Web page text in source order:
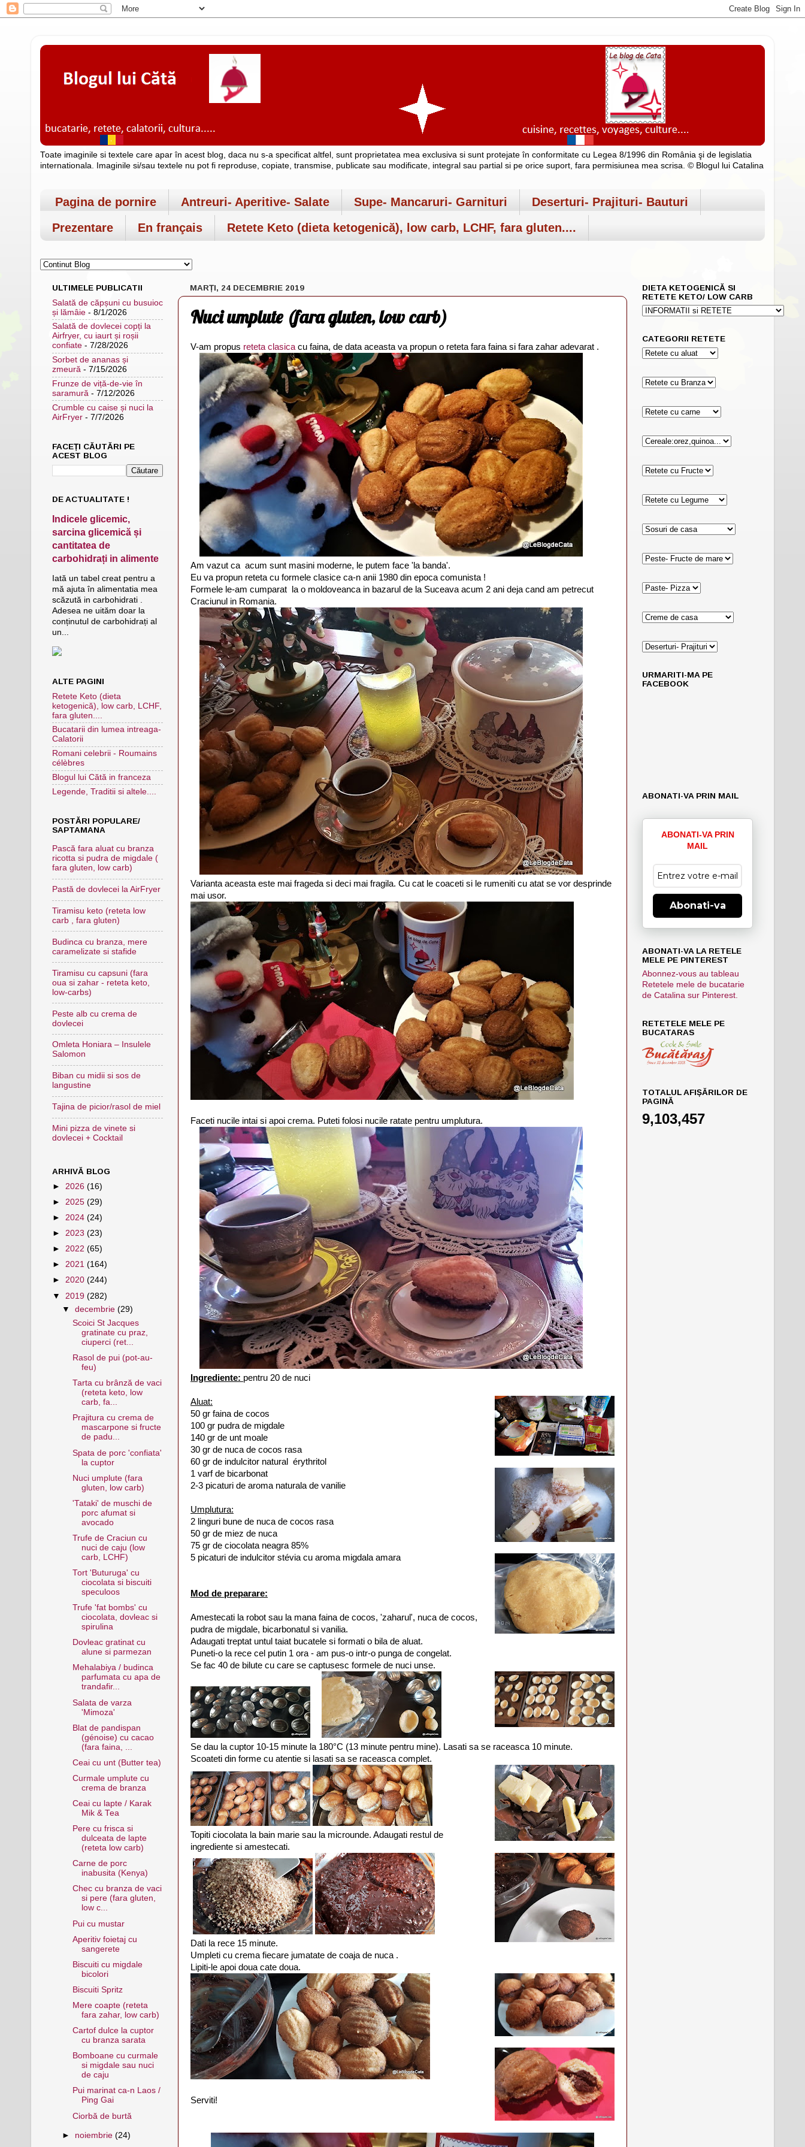
Toate imaginile si textele care apar în acest blog, daca nu s-a specificat altfel, sunt proprietatea mea exclusiva si sunt protejate în conformitate cu Legea 8/1996 din România şi de legislatia
internationala. Imaginile si/sau textele nu pot fi reproduse, copiate, transmise, publicate sau modificate, integral sau partial si pe orice suport, fara permisiunea mea scrisa. © Blogul lui Catalina
Pagina de pornire Antreuri- Aperitive- Salate Supe- Mancaruri- Garnituri
Deserturi- Prajituri- Bauturi
Prezentare
En français Retete Keto (dieta ketogenică), low carb, LCHF, fara gluten....
MARȚI, 24 DECEMBRIE 2019
Nuci umplute (fara gluten, low carb)
V-am propus reteta clasica cu faina, de data aceasta va propun o reteta fara faina si fara zahar adevarat .
Am vazut ca acum sunt masini moderne, le putem face 'la banda'.
Eu va propun reteta cu formele clasice ca-n anii 1980 din epoca comunista !
Formele le-am cumparat la o moldoveanca in bazarul de la Suceava acum 2 ani deja cand am petrecut
Craciunul in Romania.
Varianta aceasta este mai frageda si deci mai fragila. Cu cat le coaceti si le rumeniti cu atat se vor desprinde
mai usor.
Faceti nucile intai si apoi crema. Puteti folosi nucile ratate pentru umplutura.
Ingrediente: pentru 20 de nuci
Aluat:
50 gr faina de cocos
100 gr pudra de migdale
140 gr de unt moale
30 gr de nuca de cocos rasa
60 gr de indulcitor natural érythritol
1 varf de bicarbonat
2-3 picaturi de aroma naturala de vanilie
Umplutura:
2 linguri bune de nuca de cocos rasa
50 gr de miez de nuca
75 gr de ciocolata neagra 85%
5 picaturi de indulcitor stévia cu aroma migdala amara
Mod de preparare:
Amestecati la robot sau la mana faina de cocos, 'zaharul', nuca de cocos,
pudra de migdale, bicarbonatul si vanilia.
Adaugati treptat untul taiat bucatele si formati o bila de aluat.
Puneti-o la rece cel putin 1 ora - am pus-o intr-o punga de congelat.
Se fac 40 de bilute cu care se captusesc formele de nuci unse.
Se dau la cuptor 10-15 minute la 180°C (13 minute pentru mine). Lasati sa se raceasca 10 minute.
Scoateti din forme cu atentie si lasati sa se raceasca complet.
Topiti ciocolata la bain marie sau la microunde. Adaugati restul de
ingrediente si amestecati.
Dati la rece 15 minute.
Umpleti cu crema fiecare jumatate de coaja de nuca .
Lipiti-le apoi doua cate doua.
Serviti!
ULTIMELE PUBLICATII
Salată de căpșuni cu busuioc
și lămâie - 8/1/2026
Salată de dovlecei copți la
Airfryer, cu iaurt și roșii
confiate - 7/28/2026
Sorbet de ananas și
zmeură - 7/15/2026
Frunze de viță-de-vie în
saramură - 7/12/2026
Crumble cu caise și nuci la
AirFryer - 7/7/2026
FACEȚI CĂUTĂRI PE
ACEST BLOG
DE ACTUALITATE !
Indicele glicemic,
sarcina glicemică și
cantitatea de
carbohidrați in alimente
Iată un tabel creat pentru a
mă ajuta în alimentatia mea
scăzută in carbohidrati .
Adesea ne uităm doar la
conținutul de carbohidrați al
un...
ALTE PAGINI
Retete Keto (dieta
ketogenică), low carb, LCHF,
fara gluten....
Bucatarii din lumea intreaga-
Calatorii
Romani celebrii - Roumains
célèbres
Blogul lui Cătă in franceza
Legende, Traditii si altele....
POSTĂRI POPULARE/
SAPTAMANA
Pască fara aluat cu branza
ricotta si pudra de migdale (
fara gluten, low carb)
Pastă de dovlecei la AirFryer
Tiramisu keto (reteta low
carb , fara gluten)
Budinca cu branza, mere
caramelizate si stafide
Tiramisu cu capsuni (fara
oua si zahar - reteta keto,
low-carbs)
Peste alb cu crema de
dovlecei
Omleta Honiara – Insulele
Salomon
Biban cu midii si sos de
langustine
Tajina de picior/rasol de miel
Mini pizza de vinete si
dovlecei + Cocktail
ARHIVĂ BLOG
► 2026 (16)
► 2025 (29)
► 2024 (24)
► 2023 (23)
► 2022 (65)
► 2021 (164)
► 2020 (244)
▼ 2019 (282)
▼decembrie(29)
Scoici St Jacques
gratinate cu praz,
ciuperci (ret...
Rasol de pui (pot-au-
feu)
Tarta cu brânză de vaci
(reteta keto, low
carb, fa...
Prajitura cu crema de
mascarpone si fructe
de padu...
Spata de porc 'confiata'
la cuptor
Nuci umplute (fara
gluten, low carb)
'Tataki' de muschi de
porc afumat si
avocado
Trufe de Craciun cu
nuci de caju (low
carb, LCHF)
Tort 'Buturuga' cu
ciocolata si biscuiti
speculoos
Trufe 'fat bombs' cu
ciocolata, dovleac si
spirulina
Dovleac gratinat cu
alune si parmezan
Mehalabiya / budinca
parfumata cu apa de
trandafir...
Salata de varza
'Mimoza'
Blat de pandispan
(génoise) cu cacao
(fara faina, ...
Ceai cu unt (Butter tea)
Curmale umplute cu
crema de branza
Ceai cu lapte / Karak
Mik & Tea
Pere cu frisca si
dulceata de lapte
(reteta low carb)
Carne de porc
inabusita (Kenya)
Chec cu branza de vaci
si pere (fara gluten,
low c...
Pui cu mustar
Aperitiv foietaj cu
sangerete
Biscuiti cu migdale
bicolori
Biscuiti Spritz
Mere coapte (reteta
fara zahar, low carb)
Cartof dulce la cuptor
cu branza sarata
Bomboane cu curmale
si migdale sau nuci
de caju
Pui marinat ca-n Laos /
Ping Gai
Ciorbă de burtă
► noiembrie(24)
DIETA KETOGENICĂ SI
RETETE KETO/ LOW CARB
CATEGORII RETETE
URMARITI-MA PE
FACEBOOK
ABONATI-VA PRIN MAIL
ABONATI-VA PRIN
MAIL
Abonati-va
ABONATI-VA LA RETELE
MELE PE PINTEREST
Abonnez-vous au tableau
Retetele mele de bucatarie
de Catalina sur Pinterest.
RETETELE MELE PE
BUCATARAS
TOTALUL AFIȘĂRILOR DE
PAGINĂ
9,103,457